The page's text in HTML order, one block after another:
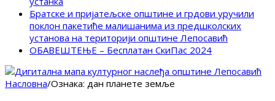
Братске и пријатељске општине и грдови уручили
поклон пакетиће малишанима из предшколских
установа на територији општине Лепосавић
ОБАВЕШТЕЊЕ – Бесплатан СкиПас 2024
Насловна/Ознака: дан планете земље